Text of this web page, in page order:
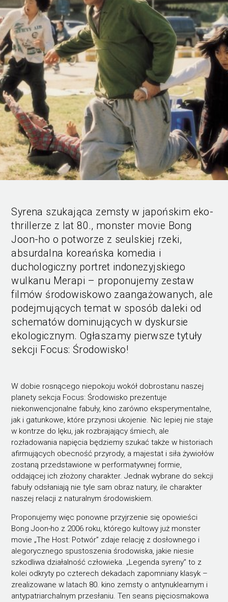
Syrena szukająca zemsty w japońskim eko-
thrillerze z lat 80., monster movie Bong
Joon-ho o potworze z seulskiej rzeki,
absurdalna koreańska komedia i
duchologiczny portret indonezyjskiego
wulkanu Merapi – proponujemy zestaw
filmów środowiskowo zaangażowanych, ale
podejmujących temat w sposób daleki od
schematów dominujących w dyskursie
ekologicznym. Ogłaszamy pierwsze tytuły
sekcji Focus: Środowisko!
W dobie rosnącego niepokoju wokół dobrostanu naszej
planety sekcja Focus: Środowisko prezentuje
niekonwencjonalne fabuły, kino zarówno eksperymentalne,
jak i gatunkowe, które przynosi ukojenie. Nic lepiej nie staje
w kontrze do lęku, jak rozbrajający śmiech, ale
rozładowania napięcia będziemy szukać także w historiach
afirmujących obecność przyrody, a majestat i siła żywiołów
zostaną przedstawione w performatywnej formie,
oddającej ich złożony charakter. Jednak wybrane do sekcji
fabuły odsłaniają nie tyle sam obraz natury, ile charakter
naszej relacji z naturalnym środowiskiem.
Proponujemy więc ponowne przyjrzenie się opowieści
Bong Joon-ho z 2006 roku, którego kultowy już monster
movie „The Host: Potwór” zdaje relację z dosłownego i
alegorycznego spustoszenia środowiska, jakie niesie
szkodliwa działalność człowieka. „Legenda syreny” to z
kolei odkryty po czterech dekadach zapomniany klasyk –
zrealizowane w latach 80. kino zemsty o antynuklearnym i
antypatriarchalnym przesłaniu. Ten seans pięciosmakowa